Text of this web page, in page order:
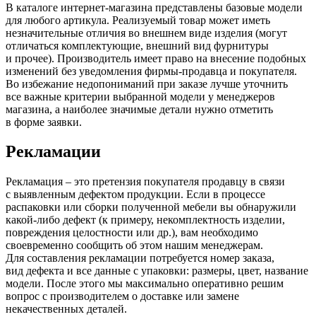
В каталоге интернет-магазина представлены базовые модели
для любого артикула. Реализуемый товар может иметь
незначительные отличия во внешнем виде изделия (могут
отличаться комплектующие, внешний вид фурнитуры
и прочее). Производитель имеет право на внесение подобных
изменений без уведомления фирмы-продавца и покупателя.
Во избежание недопониманий при заказе лучше уточнить
все важные критерии выбранной модели у менеджеров
магазина, а наиболее значимые детали нужно отметить
в форме заявки.
Рекламации
Рекламация – это претензия покупателя продавцу в связи
с выявленным дефектом продукции. Если в процессе
распаковки или сборки полученной мебели вы обнаружили
какой-либо дефект (к примеру, некомплектность изделии,
повреждения целостности или др.), вам необходимо
своевременно сообщить об этом нашим менеджерам.
Для составления рекламации потребуется номер заказа,
вид дефекта и все данные с упаковки: размеры, цвет, название
модели. После этого мы максимально оперативно решим
вопрос с производителем о доставке или замене
некачественных деталей.